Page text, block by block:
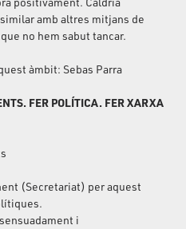
amb altres mitjans de
no hem sabut tancar.
àmbit: Sebas Parra
FER POLÍTICA. FER XARXA
(Secretariat) per aquest
i